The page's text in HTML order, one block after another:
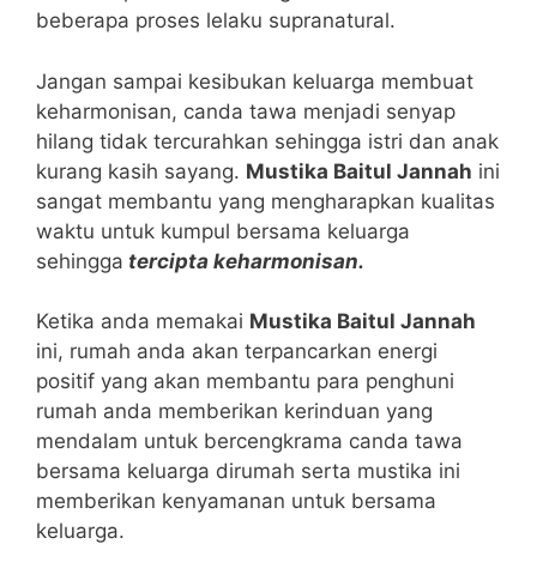
beberapa proses lelaku supranatural.
Jangan sampai kesibukan keluarga membuat
keharmonisan, canda tawa menjadi senyap
hilang tidak tercurahkan sehingga istri dan anak
kurang kasih sayang. Mustika Baitul Jannah ini
sangat membantu yang mengharapkan kualitas
waktu untuk kumpul bersama keluarga
sehingga tercipta keharmonisan.
Ketika anda memakai Mustika Baitul Jannah
ini, rumah anda akan terpancarkan energi
positif yang akan membantu para penghuni
rumah anda memberikan kerinduan yang
mendalam untuk bercengkrama canda tawa
bersama keluarga dirumah serta mustika ini
memberikan kenyamanan untuk bersama
keluarga.